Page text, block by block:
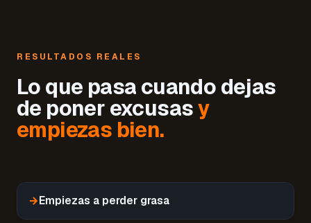
RESULTADOS REALES
Lo que pasa cuando dejas
de poner excusasy
empiezas bien.
→Empiezas a perder grasa